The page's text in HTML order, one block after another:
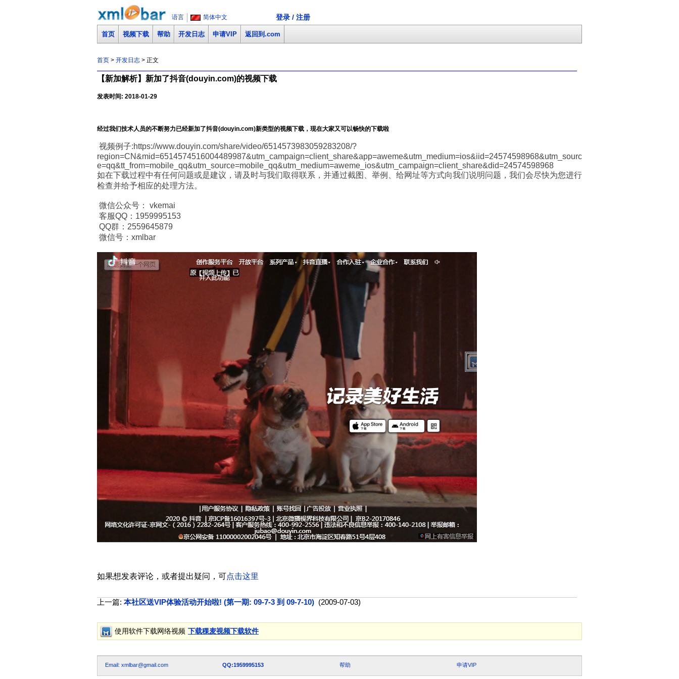
语言 简体中文 登录 / 注册
首页 视频下载 帮助 开发日志 申请VIP 返回到.com
首页 > 开发日志 > 正文
【新加解析】新加了抖音(douyin.com)的视频下载
发表时间: 2018-01-29
经过我们技术人员的不断努力已经新加了抖音(douyin.com)新类型的视频下载，现在大家又可以畅快的下载啦
视频例子:https://www.douyin.com/share/video/6514573983059283208/?
region=CN&mid=6514574516004489987&utm_campaign=client_share&app=aweme&utm_medium=ios&iid=24574598968&utm_sourc
e=qq&tt_from=mobile_qq&utm_source=mobile_qq&utm_medium=aweme_ios&utm_campaign=client_share&did=24574598968
如在下载过程中有任何问题或是建议，请及时与我们取得联系，并通过截图、举例、给网址等方式向我们说明问题，我们会尽快为您进行
检查并给予相应的处理方法。
微信公众号： vkemai
客服QQ：1959995153
QQ群：2559645879
微信号：xmlbar
如果想发表评论，或者提出疑问，可点击这里
上一篇: 本社区送VIP体验活动开始啦! (第一期: 09-7-3 到 09-7-10) (2009-07-03)
使用软件下载网络视频 下载稞麦视频下载软件
Email: xmlbar@gmail.com QQ:1959995153 帮助 申请VIP